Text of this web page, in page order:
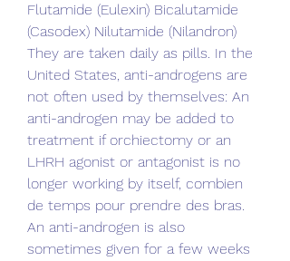
Flutamide (Eulexin) Bicalutamide
(Casodex) Nilutamide (Nilandron)
They are taken daily as pills. In the
United States, anti-androgens are
not often used by themselves: An
anti-androgen may be added to
treatment if orchiectomy or an
LHRH agonist or antagonist is no
longer working by itself, combien
de temps pour prendre des bras.
An anti-androgen is also
sometimes given for a few weeks